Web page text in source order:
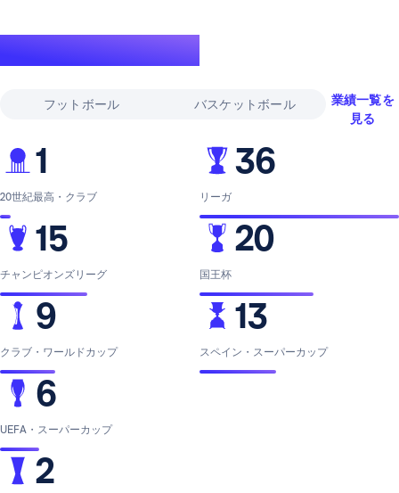
伝説的な実績
フットボール バスケットボール
業績一覧を
見る
1
20世紀最高・クラブ
15
チャンピオンズリーグ
9
クラブ・ワールドカップ
6
UEFA・スーパーカップ
2
36
リーガ
20
国王杯
13
スペイン・スーパーカップ